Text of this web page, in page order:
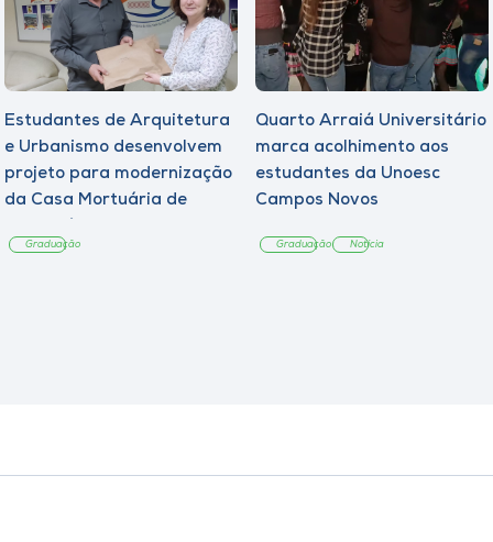
Estudantes de Arquitetura
e Urbanismo desenvolvem
projeto para modernização
da Casa Mortuária de
Graduação
Quarto Arraiá Universitário
marca acolhimento aos
estudantes da Unoesc
Campos Novos
Graduação Notícia